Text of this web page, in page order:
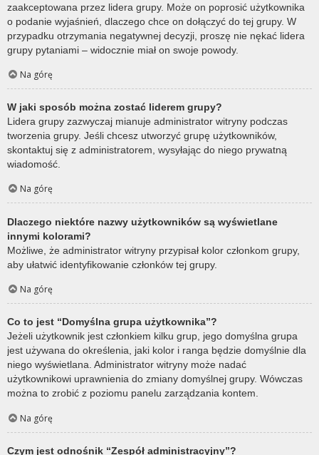
zaakceptowana przez lidera grupy. Może on poprosić użytkownika
o podanie wyjaśnień, dlaczego chce on dołączyć do tej grupy. W
przypadku otrzymania negatywnej decyzji, proszę nie nękać lidera
grupy pytaniami – widocznie miał on swoje powody.
Na górę
W jaki sposób można zostać liderem grupy?
Lidera grupy zazwyczaj mianuje administrator witryny podczas
tworzenia grupy. Jeśli chcesz utworzyć grupę użytkowników,
skontaktuj się z administratorem, wysyłając do niego prywatną
wiadomość.
Na górę
Dlaczego niektóre nazwy użytkowników są wyświetlane
innymi kolorami?
Możliwe, że administrator witryny przypisał kolor członkom grupy,
aby ułatwić identyfikowanie członków tej grupy.
Na górę
Co to jest “Domyślna grupa użytkownika”?
Jeżeli użytkownik jest członkiem kilku grup, jego domyślna grupa
jest używana do określenia, jaki kolor i ranga będzie domyślnie dla
niego wyświetlana. Administrator witryny może nadać
użytkownikowi uprawnienia do zmiany domyślnej grupy. Wówczas
można to zrobić z poziomu panelu zarządzania kontem.
Na górę
Czym jest odnośnik “Zespół administracyjny”?